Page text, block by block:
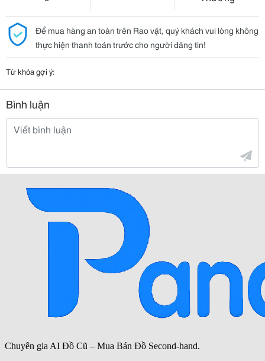
Để mua hàng an toàn trên Rao vặt, quý khách vui lòng không
thực hiện thanh toán trước cho người đăng tin!
Từ khóa gợi ý:
Bình luận